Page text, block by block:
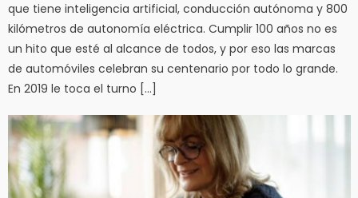
que tiene inteligencia artificial, conducción autónoma y 800
kilómetros de autonomía eléctrica. Cumplir 100 años no es
un hito que esté al alcance de todos, y por eso las marcas
de automóviles celebran su centenario por todo lo grande.
En 2019 le toca el turno […]